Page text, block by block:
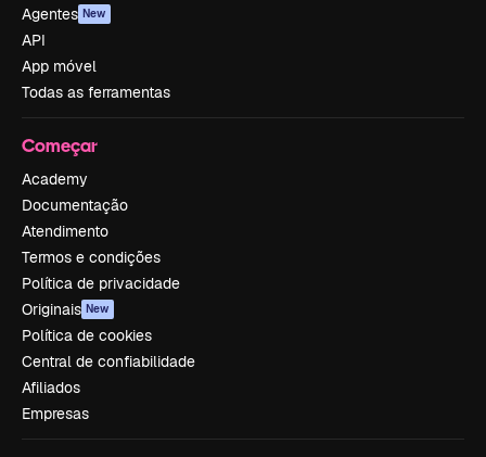
Agentes New
API
App móvel
Todas as ferramentas
Começar
Academy
Documentação
Atendimento
Termos e condições
Política de privacidade
Originais New
Política de cookies
Central de confiabilidade
Afiliados
Empresas